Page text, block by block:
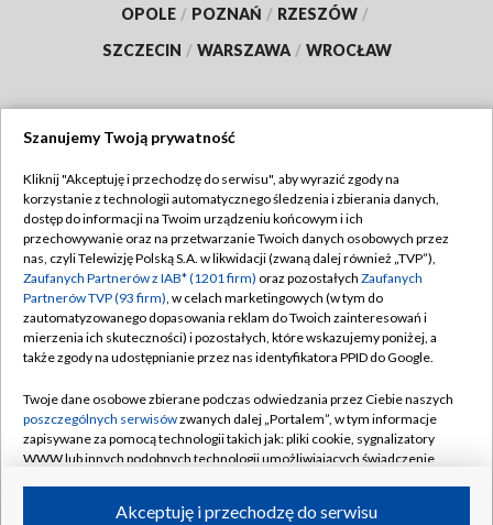
OPOLE / POZNAŃ / RZESZÓW /
SZCZECIN / WARSZAWA / WROCŁAW
TVP
Abonament TVP
Emisja w TVP
Centrum informacji TVP
Naziemna Telewizja Cyfrowa
Rada Programowa
System NOS
Informacje o nadawcy
Regulamin TVP
Polityka prywatności
Moje zgody
Pomoc
Kontakt
Kanały
Szanujemy Twoją prywatność
Kliknij "Akceptuję i przechodzę do serwisu", aby wyrazić zgody na
korzystanie z technologii automatycznego śledzenia i zbierania danych,
dostęp do informacji na Twoim urządzeniu końcowym i ich
przechowywanie oraz na przetwarzanie Twoich danych osobowych przez
nas, czyli Telewizję Polską S.A. w likwidacji (zwaną dalej również „TVP”),
Zaufanych Partnerów z IAB* (1201 firm) oraz pozostałych Zaufanych
Partnerów TVP (93 firm), w celach marketingowych (w tym do
zautomatyzowanego dopasowania reklam do Twoich zainteresowań i
mierzenia ich skuteczności) i pozostałych, które wskazujemy poniżej, a
także zgody na udostępnianie przez nas identyfikatora PPID do Google.
Twoje dane osobowe zbierane podczas odwiedzania przez Ciebie naszych
poszczególnych serwisówzwanych dalej „Portalem”, w tym informacje
zapisywane za pomocą technologii takich jak: pliki cookie, sygnalizatory
WWW lub innych podobnych technologii umożliwiających świadczenie
ruchu w Internecie.Akceptuję i przechodzę do serwisu